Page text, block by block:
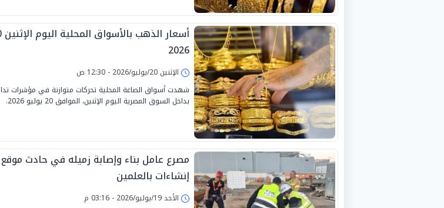
2026
الإثنين 20/يوليو/2026 - 12:30 ص
شهدت أسواق الصاغة المحلية تحركات متوازنة في مؤشرات
بداخل السوق المصرية اليوم الإثنين، الموافق 20 يوليو 2026.
مصرع عامل بناء وإصابة زميله في حادث موقع
إنشاءات بالعلمين
الأحد 19/يوليو/2026 - 03:16 م